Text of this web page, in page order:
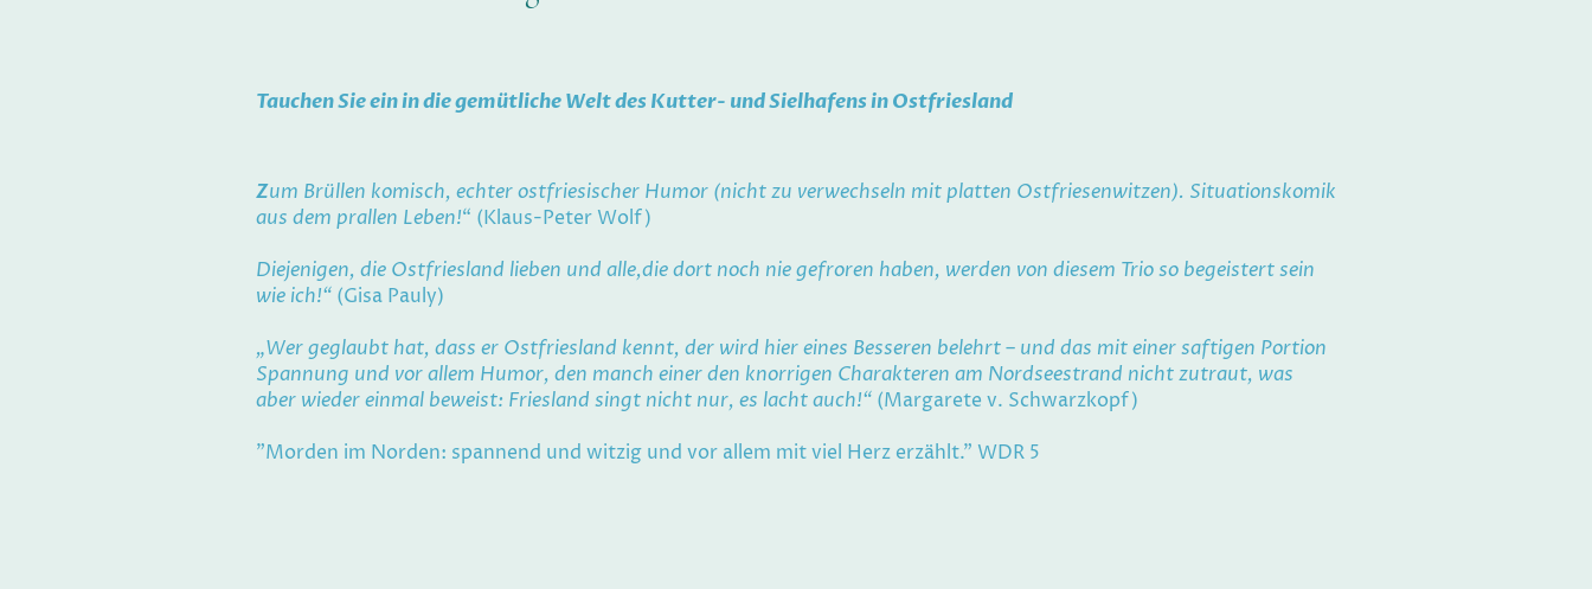
Tauchen Sie ein in die gemütliche Welt des Kutter- und Sielhafens in Ostfriesland
Zum Brüllen komisch, echter ostfriesischer Humor (nicht zu verwechseln mit platten Ostfriesenwitzen). Situationskomik
aus dem prallen Leben!“ (Klaus-Peter Wolf)
Diejenigen, die Ostfriesland lieben und alle,die dort noch nie gefroren haben, werden von diesem Trio so begeistert sein
wie ich!“ (Gisa Pauly)
„Wer geglaubt hat, dass er Ostfriesland kennt, der wird hier eines Besseren belehrt – und das mit einer saftigen Portion
Spannung und vor allem Humor, den manch einer den knorrigen Charakteren am Nordseestrand nicht zutraut, was
aber wieder einmal beweist: Friesland singt nicht nur, es lacht auch!“ (Margarete v. Schwarzkopf)
"Morden im Norden: spannend und witzig und vor allem mit viel Herz erzählt." WDR 5